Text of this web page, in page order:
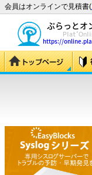
会員はオンラインで見積書(